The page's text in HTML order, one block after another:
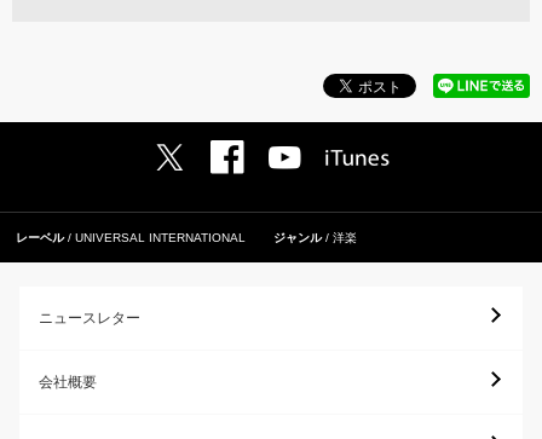
レーベル UNIVERSAL INTERNATIONAL ジャンル 洋楽
ニュースレター
会社概要